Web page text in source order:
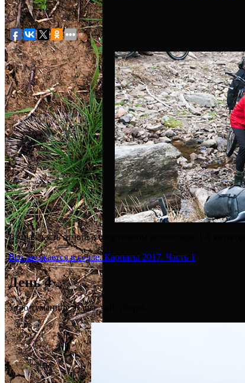
Вторая часть отчета о спортивном велопоходе 1-й
Все заезжается в седле. Карпаты 2017. Часть 1
День 4
Утро туманное. Каша, чай, сборы.